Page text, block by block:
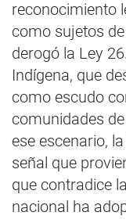
reconocimiento
como sujetos
derogó la Ley
Indígena, que
como escudo
comunidades
ese escenario,
señal que
que contradice
nacional ha